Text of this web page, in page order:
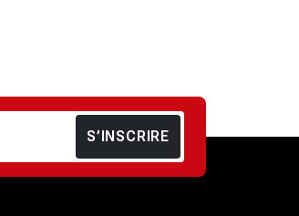
S’INSCRIRE